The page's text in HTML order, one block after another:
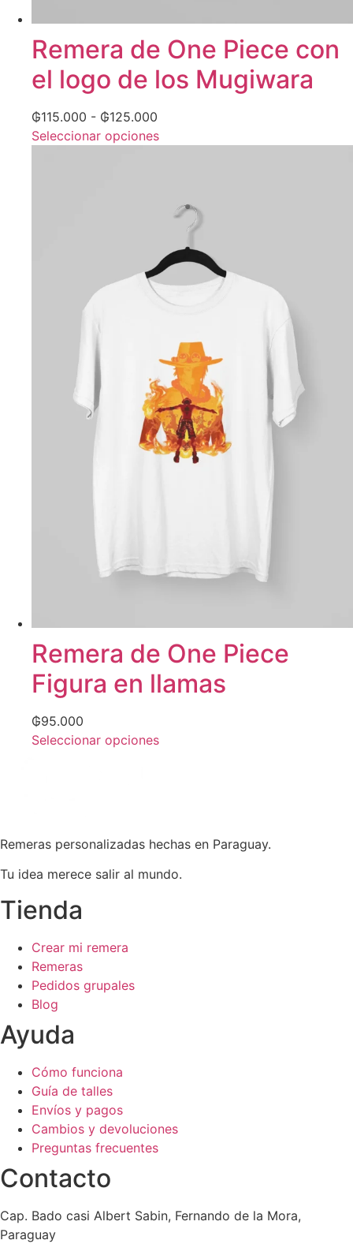
Remera de One Piece con
el logo de los Mugiwara
₲115.000 - ₲125.000
Seleccionar opciones
Remera de One Piece
Figura en llamas
₲95.000
Seleccionar opciones
Remeras personalizadas hechas en Paraguay.
Tu idea merece salir al mundo.
Tienda
Crear mi remera
Remeras
Pedidos grupales
Blog
Ayuda
Cómo funciona
Guía de talles
Envíos y pagos
Cambios y devoluciones
Preguntas frecuentes
Contacto
Cap. Bado casi Albert Sabin, Fernando de la Mora,
Paraguay